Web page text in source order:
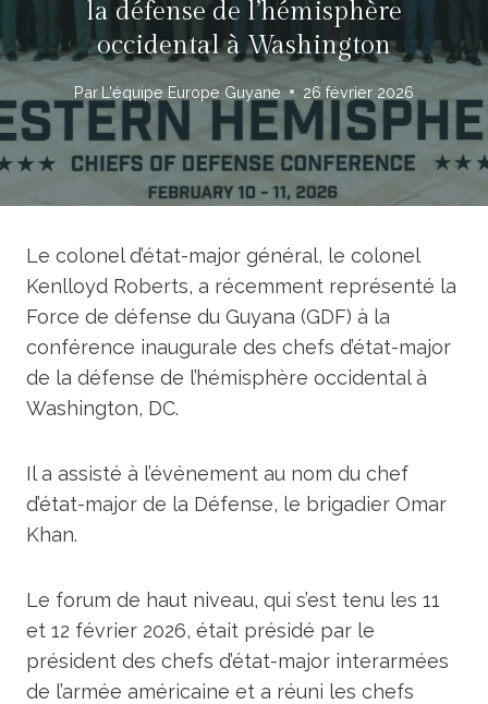
la défense de l’hémisphère
occidental à Washington
Par L'équipe Europe Guyane 26 février 2026
Le colonel d’état-major général, le colonel
Kenlloyd Roberts, a récemment représenté la
Force de défense du Guyana (GDF) à la
conférence inaugurale des chefs d’état-major
de la défense de l’hémisphère occidental à
Washington, DC.
Il a assisté à l’événement au nom du chef
d’état-major de la Défense, le brigadier Omar
Khan.
Le forum de haut niveau, qui s’est tenu les 11
et 12 février 2026, était présidé par le
président des chefs d’état-major interarmées
de l’armée américaine et a réuni les chefs